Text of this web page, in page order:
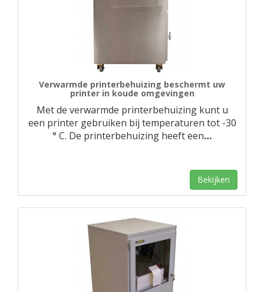
Verwarmde printerbehuizing beschermt uw
printer in koude omgevingen
Met de verwarmde printerbehuizing kunt u
een printer gebruiken bij temperaturen tot -30
° C. De printerbehuizing heeft een…
Bekijken